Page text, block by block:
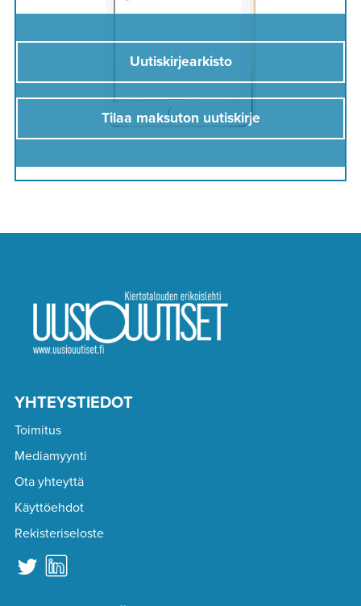
Uutiskirjearkisto
Tilaa maksuton uutiskirje
YHTEYSTIEDOT
Toimitus
Mediamyynti
Ota yhteyttä
Käyttöehdot
Rekisteriseloste